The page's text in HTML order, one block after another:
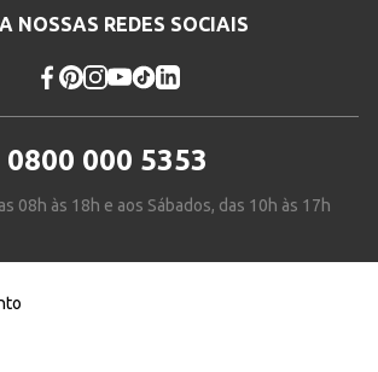
NOSSAS REDES SOCIAIS
0800 000 5353
08h às 18h e aos Sábados, das 10h às 17h